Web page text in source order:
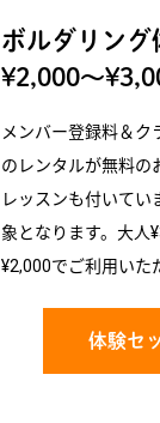
ボルダリング
¥2,000〜
メンバー登録料＆ク
のレンタルが無料の
レッスンも付いて
象となります。大人
¥2,000でご利用いた
体験セ